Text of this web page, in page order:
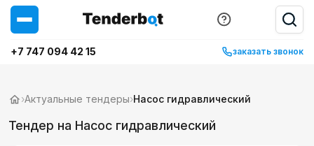
+7 747 094 42 15 заказать звонок
›Актуальные тендеры›Насос гидравлический
Тендер на Насос гидравлический